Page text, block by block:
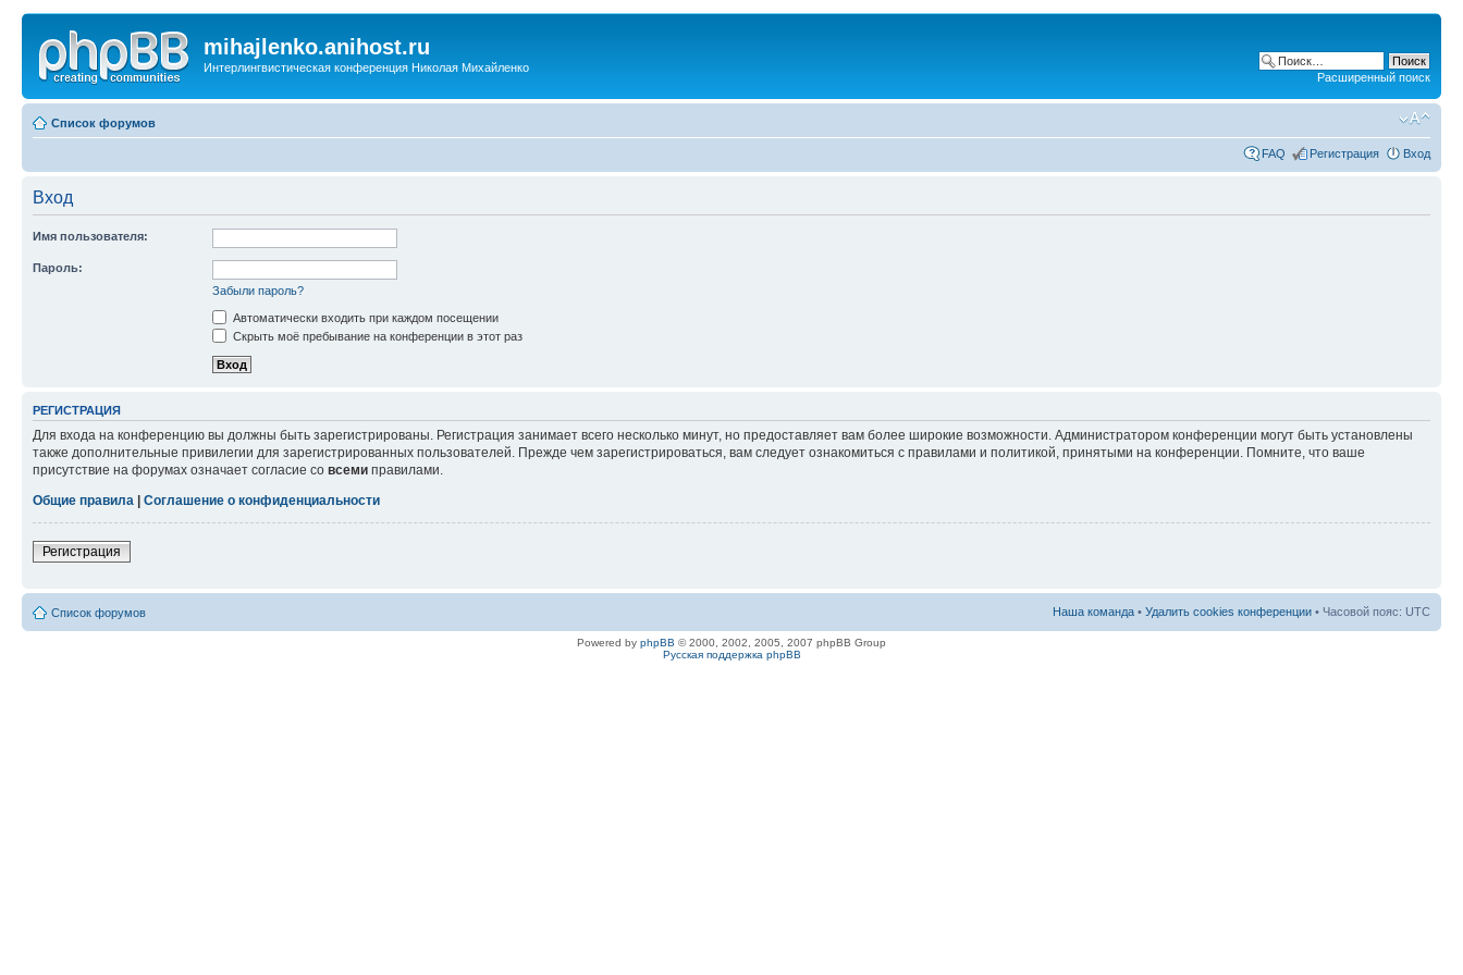
mihajlenko.anihost.ru
Интерлингвистическая конференция Николая Михайленко
Расширенный поиск
Список форумов
FAQ Регистрация Вход
Вход
Имя пользователя:
Пароль:
Забыли пароль?
Автоматически входить при каждом посещении
Скрыть моё пребывание на конференции в этот раз
РЕГИСТРАЦИЯ
Для входа на конференцию вы должны быть зарегистрированы. Регистрация занимает всего несколько минут, но предоставляет вам более широкие возможности. Администратором конференции могут быть установлены
также дополнительные привилегии для зарегистрированных пользователей. Прежде чем зарегистрироваться, вам следует ознакомиться с правилами и политикой, принятыми на конференции. Помните, что ваше
присутствие на форумах означает согласие со всеми правилами.
Общие правила
Соглашение о конфиденциальности
Регистрация
Список форумов Наша команда • Удалить cookies конференции • Часовой пояс: UTC
Powered by phpBB © 2000, 2002, 2005, 2007 phpBB Group
Русская поддержка phpBB